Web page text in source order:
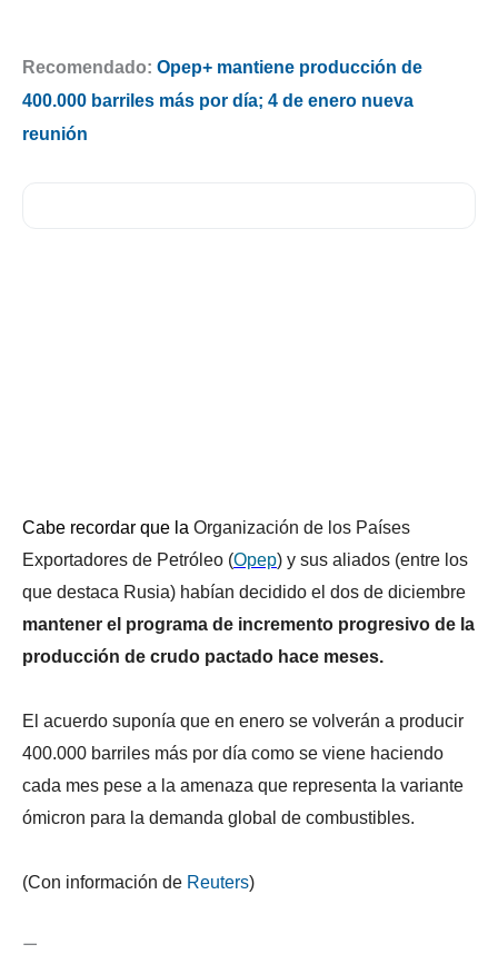
Recomendado: Opep+ mantiene producción de
400.000 barriles más por día; 4 de enero nueva
reunión
Cabe recordar que la Organización de los Países
Exportadores de Petróleo (Opep) y sus aliados (entre los
que destaca Rusia) habían decidido el dos de diciembre
mantener el programa de incremento progresivo de la
producción de crudo pactado hace meses.
El acuerdo suponía que en enero se volverán a producir
400.000 barriles más por día como se viene haciendo
cada mes pese a la amenaza que representa la variante
ómicron para la demanda global de combustibles.
(Con información de Reuters)
—